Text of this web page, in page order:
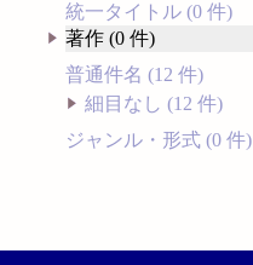
統一タイトル (0 件)
著作 (0 件)
普通件名 (12 件)
細目なし (12 件)
ジャンル・形式 (0 件)